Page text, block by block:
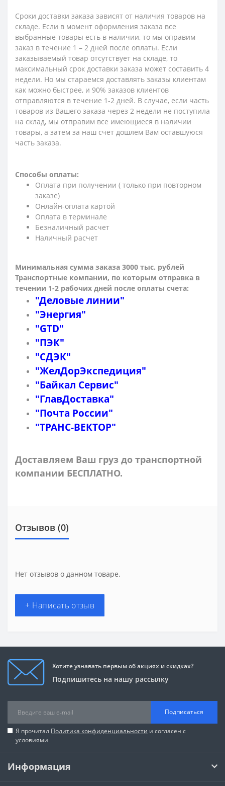
Сроки доставки заказа зависят от наличия товаров на
складе. Если в момент оформления заказа все
выбранные товары есть в наличии, то мы оправим
заказ в течение 1 – 2 дней после оплаты. Если
заказываемый товар отсутствует на складе, то
максимальный срок доставки заказа может составить 4
недели. Но мы стараемся доставлять заказы клиентам
как можно быстрее, и 90% заказов клиентов
отправляются в течение 1-2 дней. В случае, если часть
товаров из Вашего заказа через 2 недели не поступила
на склад, мы отправим все имеющиеся в наличии
товары, а затем за наш счет дошлем Вам оставшуюся
часть заказа.
Способы оплаты:
Оплата при получении ( только при повторном
заказе)
Онлайн-оплата картой
Оплата в терминале
Безналичный расчет
Наличный расчет
Минимальная сумма заказа 3000 тыс. рублей
Транспортные компании, по которым отправка в
течении 1-2 рабочих дней после оплаты счета:
"Деловые линии"
"Энергия"
"GTD"
"ПЭК"
"СДЭК"
"ЖелДорЭкспедиция"
"Байкал Сервис"
"ГлавДоставка"
"Почта России"
"ТРАНС-ВЕКТОР"
Доставляем Ваш груз до транспортной
компании БЕСПЛАТНО.
Отзывов (0)
Нет отзывов о данном товаре.
+ Написать отзыв
Хотите узнавать первым об акциях и скидках?
Подпишитесь на нашу рассылку
Подписаться
Я прочитал Политика конфиденциальности и согласен с
условиями
Информация